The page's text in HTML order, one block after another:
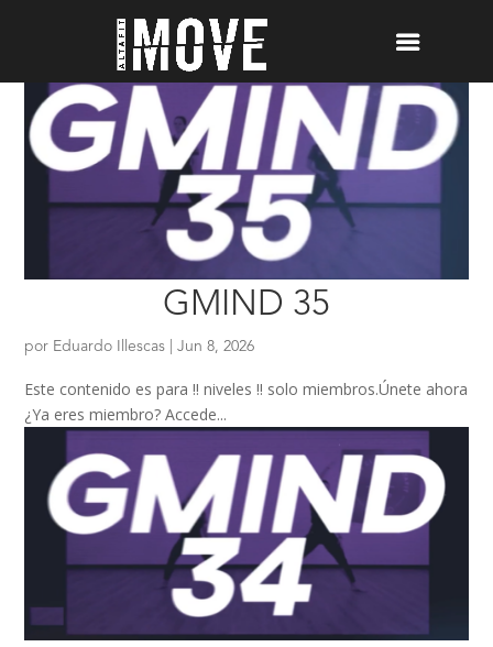
GMIND 35
por Eduardo Illescas |Jun 8, 2026
Este contenido es para !! niveles !! solo miembros.Únete ahora
¿Ya eres miembro? Accede...